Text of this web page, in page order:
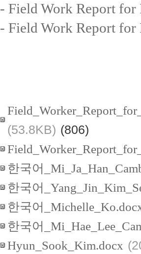
- Field Work Report
- Field Work Report
(53.8KB) (806)
한국어
한국어
한국어
한국어
Hyun_Sook_Kim.docx